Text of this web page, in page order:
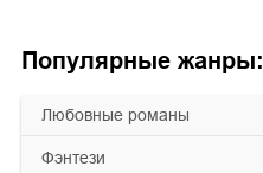
Популярные жанры:
любовные романы
фэнтези